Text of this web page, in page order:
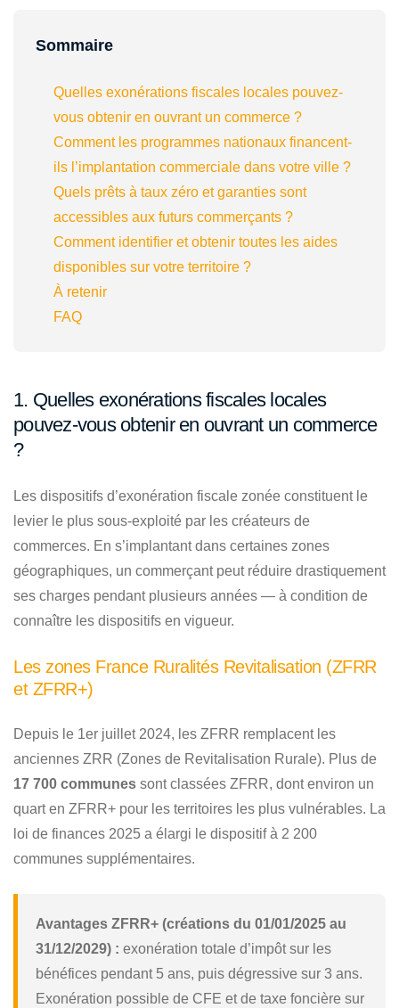
Sommaire
Quelles exonérations fiscales locales pouvez-
vous obtenir en ouvrant un commerce ?
Comment les programmes nationaux financent-
ils l’implantation commerciale dans votre ville ?
Quels prêts à taux zéro et garanties sont
accessibles aux futurs commerçants ?
Comment identifier et obtenir toutes les aides
disponibles sur votre territoire ?
À retenir
FAQ
1. Quelles exonérations fiscales locales
pouvez-vous obtenir en ouvrant un commerce
?
Les dispositifs d’exonération fiscale zonée constituent le
levier le plus sous-exploité par les créateurs de
commerces. En s’implantant dans certaines zones
géographiques, un commerçant peut réduire drastiquement
ses charges pendant plusieurs années — à condition de
connaître les dispositifs en vigueur.
Les zones France Ruralités Revitalisation (ZFRR
et ZFRR+)
Depuis le 1er juillet 2024, les ZFRR remplacent les
anciennes ZRR (Zones de Revitalisation Rurale). Plus de
17 700 communes sont classées ZFRR, dont environ un
quart en ZFRR+ pour les territoires les plus vulnérables. La
loi de finances 2025 a élargi le dispositif à 2 200
communes supplémentaires.
Avantages ZFRR+ (créations du 01/01/2025 au
31/12/2029) : exonération totale d’impôt sur les
bénéfices pendant 5 ans, puis dégressive sur 3 ans.
Exonération possible de CFE et de taxe foncière sur